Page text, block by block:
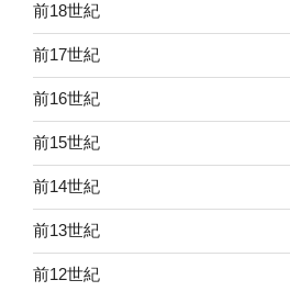
前18世紀
前17世紀
前16世紀
前15世紀
前14世紀
前13世紀
前12世紀